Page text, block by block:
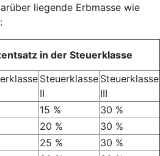
liegende Erbmasse wie
:
in der Steuerklasse
Steuerklasse
II
Steuerklasse
III
15 %
30 %
20 %
30 %
25 %
30 %